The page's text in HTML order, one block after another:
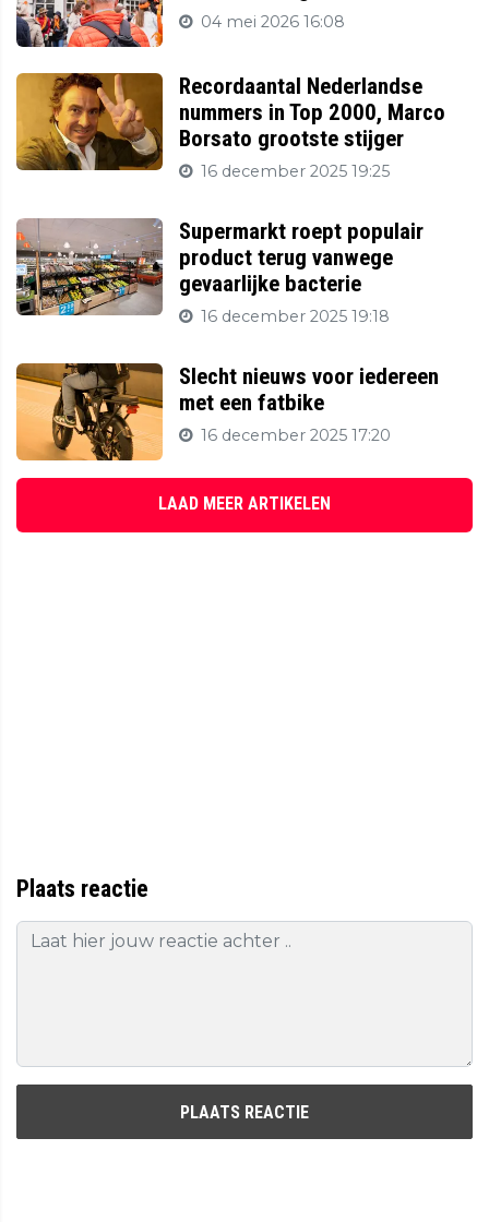
04 mei 2026 16:08
Recordaantal Nederlandse
nummers in Top 2000, Marco
Borsato grootste stijger
16 december 2025 19:25
Supermarkt roept populair
product terug vanwege
gevaarlijke bacterie
16 december 2025 19:18
Slecht nieuws voor iedereen
met een fatbike
16 december 2025 17:20
LAAD MEER ARTIKELEN
Plaats reactie
PLAATS REACTIE